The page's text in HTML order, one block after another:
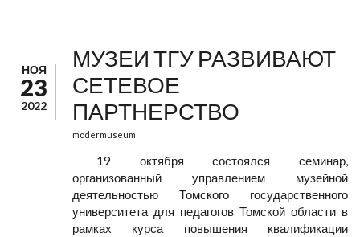
НОЯ
23
2022
МУЗЕИ ТГУ РАЗВИВАЮТ
СЕТЕВОЕ
ПАРТНЕРСТВО
modermuseum
19 октября состоялся семинар,
организованный управлением музейной
деятельностью Томского государственного
университета для педагогов Томской области в
рамках курса повышения квалификации